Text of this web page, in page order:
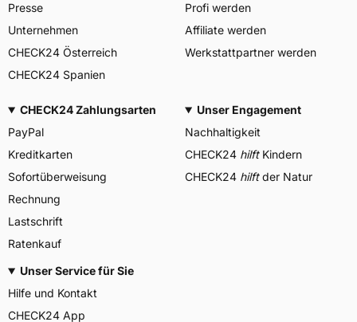
Presse
Unternehmen
CHECK24 Österreich
CHECK24 Spanien
Profi werden
Affiliate werden
Werkstattpartner werden
CHECK24 Zahlungsarten
PayPal
Kreditkarten
Sofortüberweisung
Rechnung
Lastschrift
Ratenkauf
Unser Engagement
Nachhaltigkeit
CHECK24 hilftKindern
CHECK24 hilftder Natur
Unser Service für Sie
Hilfe und Kontakt
CHECK24 App